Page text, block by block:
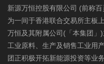
新源万恒控股有限公司 (前称
为一间于香港联合交易所主板
万恒及其附属公司(「本集团」
工业原料、生产及销售工业用
团正积极开拓新能源投资等业务